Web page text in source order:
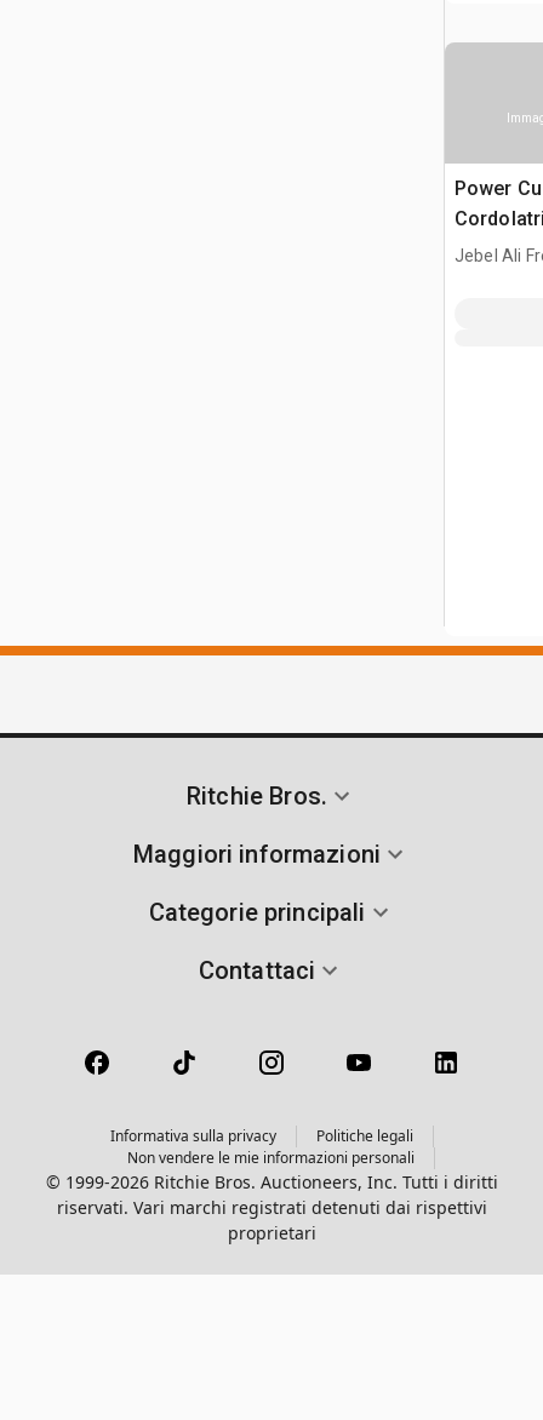
Power
Jebel Ali
Ritchie Bros.
Maggiori informazioni
Categorie principali
Contattaci
Informativa sulla privacy
Politiche legali
Non vendere le mie informazioni personali
© 1999-2026 Ritchie Bros. Auctioneers, Inc. Tutti i diritti
riservati. Vari marchi registrati detenuti dai rispettivi
proprietari